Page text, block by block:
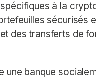
à la
sécurisés
des transferts de
une banque